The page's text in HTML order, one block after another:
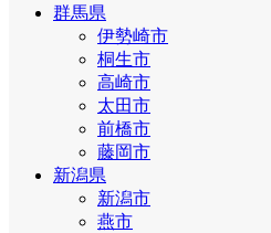
群馬県
伊勢崎市
桐生市
高崎市
太田市
前橋市
藤岡市
新潟県
新潟市
燕市